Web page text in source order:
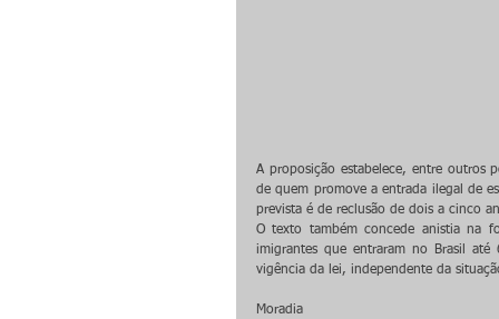
A proposição estabelece, entre outros
de quem promove a entrada ilegal de
prevista é de reclusão de dois a cinco
O texto também concede anistia na
imigrantes que entraram no Brasil
vigência da lei, independente da
Moradia